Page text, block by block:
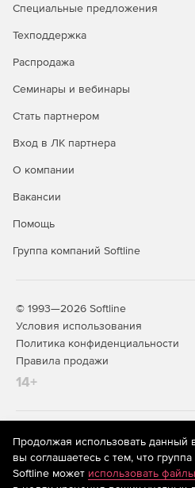
Специальные предложения
Техподдержка
Распродажа
Семинары и вебинары
Стать партнером
Вход в ЛК партнера
О компании
Вакансии
Помощь
Группа компаний Softline
© 1993—2026 Softline
Условия использования
Политика конфиденциальности
Правила продажи
14+
На информационном ресурсе
рекомендательные технологии
предоставления информации на
систематизации и анализа
Продолжая использовать данный
вы соглашаетесь с тем, что
Softline может использовать